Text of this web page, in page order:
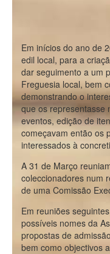
Em inícios do ano de
edil local, para a
dar seguimento a um
Freguesia local, bem
demonstrando o
que os representasse
eventos, edição de
começavam então os
interessados à
A 31 de Março
coleccionadores num
de uma Comissão
Em reuniões
possíveis nomes da
propostas de
bem como objectivos